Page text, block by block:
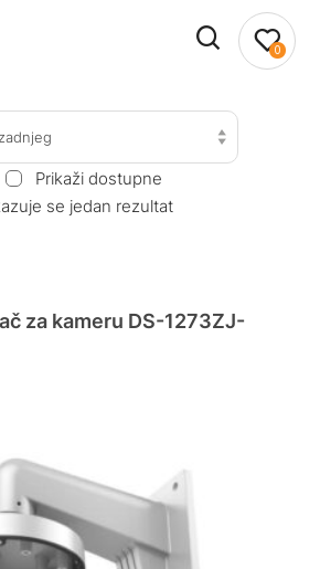
0
Prikaži dostupne
se jedan rezultat
za kameru DS-1273ZJ-